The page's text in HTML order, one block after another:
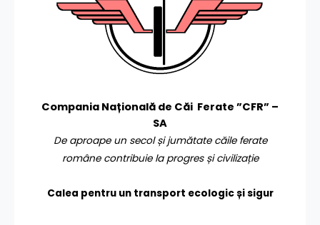
Compania Națională de Căi Ferate ”CFR” –
SA
De aproape un secol și jumătate căile ferate
române contribuie la progres și civilizație
Calea pentru un transport ecologic și sigur